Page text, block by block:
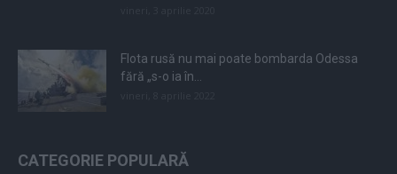
Flota rusă nu mai poate bombarda Odessa
fără „s-o ia în...
CATEGORIE POPULARĂ